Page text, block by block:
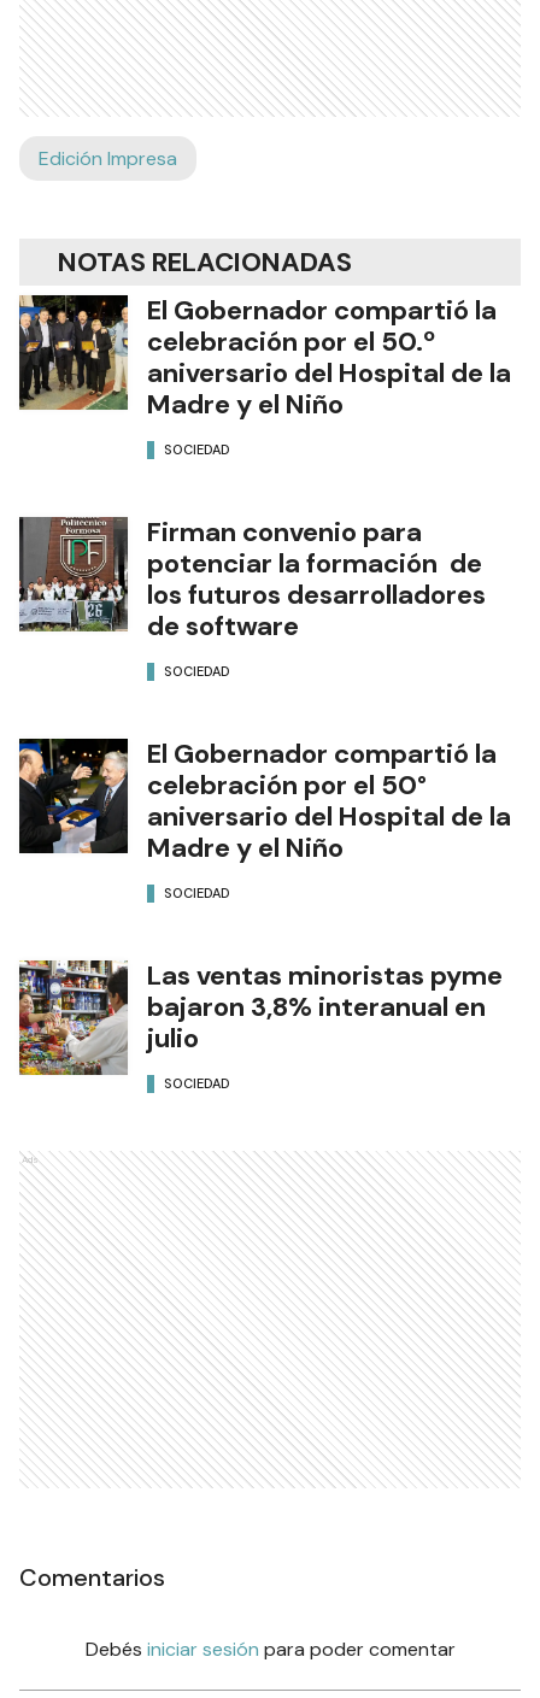
Edición Impresa
NOTAS RELACIONADAS
El Gobernador compartió la
celebración por el 50.º
aniversario del Hospital de la
Madre y el Niño
SOCIEDAD
Firman convenio para
potenciar la formación de
los futuros desarrolladores
de software
SOCIEDAD
El Gobernador compartió la
celebración por el 50°
aniversario del Hospital de la
Madre y el Niño
SOCIEDAD
Las ventas minoristas pyme
bajaron 3,8% interanual en
julio
SOCIEDAD
Ads
Comentarios
Debés iniciar sesión para poder comentar